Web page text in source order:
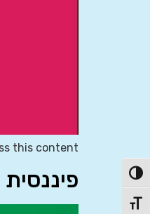
הפעל/כבה ניגודיות גבוהה
מתג גודל גופן
this content